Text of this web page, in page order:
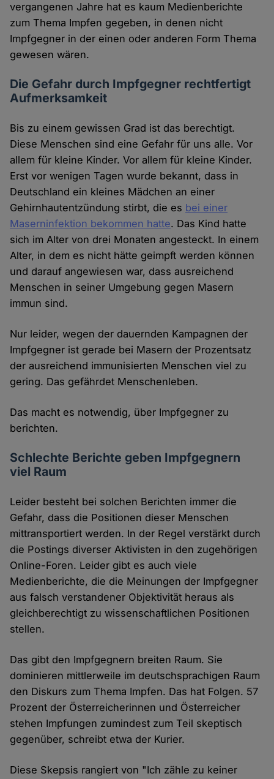
vergangenen Jahre hat es kaum Medienberichte
zum Thema Impfen gegeben, in denen nicht
Impfgegner in der einen oder anderen Form Thema
gewesen wären.
Die Gefahr durch Impfgegner rechtfertigt
Aufmerksamkeit
Bis zu einem gewissen Grad ist das berechtigt.
Diese Menschen sind eine Gefahr für uns alle. Vor
allem für kleine Kinder. Vor allem für kleine Kinder.
Erst vor wenigen Tagen wurde bekannt, dass in
Deutschland ein kleines Mädchen an einer
Gehirnhautentzündung stirbt, die es bei einer
Maserninfektion bekommen hatte. Das Kind hatte
sich im Alter von drei Monaten angesteckt. In einem
Alter, in dem es nicht hätte geimpft werden können
und darauf angewiesen war, dass ausreichend
Menschen in seiner Umgebung gegen Masern
immun sind.
Nur leider, wegen der dauernden Kampagnen der
Impfgegner ist gerade bei Masern der Prozentsatz
der ausreichend immunisierten Menschen viel zu
gering. Das gefährdet Menschenleben.
Das macht es notwendig, über Impfgegner zu
berichten.
Schlechte Berichte geben Impfgegnern
viel Raum
Leider besteht bei solchen Berichten immer die
Gefahr, dass die Positionen dieser Menschen
mittransportiert werden. In der Regel verstärkt durch
die Postings diverser Aktivisten in den zugehörigen
Online-Foren. Leider gibt es auch viele
Medienberichte, die die Meinungen der Impfgegner
aus falsch verstandener Objektivität heraus als
gleichberechtigt zu wissenschaftlichen Positionen
stellen.
Das gibt den Impfgegnern breiten Raum. Sie
dominieren mittlerweile im deutschsprachigen Raum
den Diskurs zum Thema Impfen. Das hat Folgen. 57
Prozent der Österreicherinnen und Österreicher
stehen Impfungen zumindest zum Teil skeptisch
gegenüber, schreibt etwa der Kurier.
Diese Skepsis rangiert von "Ich zähle zu keiner